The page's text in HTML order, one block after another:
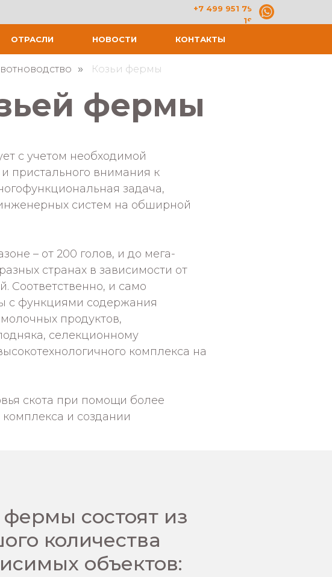
+7 499 951 79
19
ОТРАСЛИ НОВОСТИ КОНТАКТЫ
» Козьи фермы
фермы
с учетом необходимой
пристального внимания к
задача,
систем на обширной
– от 200 голов, и до мега-
странах в зависимости от
Соответственно, и само
с функциями содержания
продуктов,
селекционному
комплекса на
скота при помощи более
и создании
фермы состоят из
количества
объектов: